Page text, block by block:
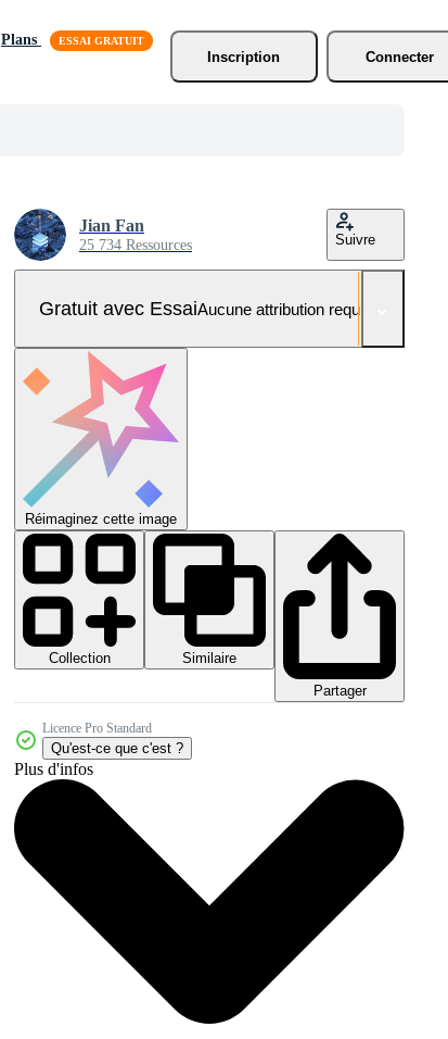
Plans
Inscription
Connecter
Jian Fan
25 734 Ressources Suivre
Gratuit avec EssaiAucune attribution requise
Réimaginez cette image
Collection
Similaire
Partager
Licence Pro Standard
Qu'est-ce que c'est ?
Plus d'infos